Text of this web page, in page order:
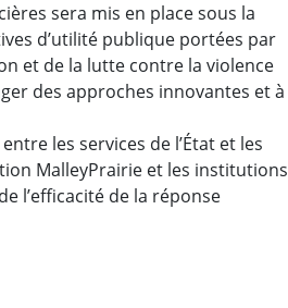
sera mis en place sous la
d’utilité publique portées par
et de la lutte contre la violence
des approches innovantes et à
les services de l’État et les
MalleyPrairie et les institutions
l’efficacité de la réponse